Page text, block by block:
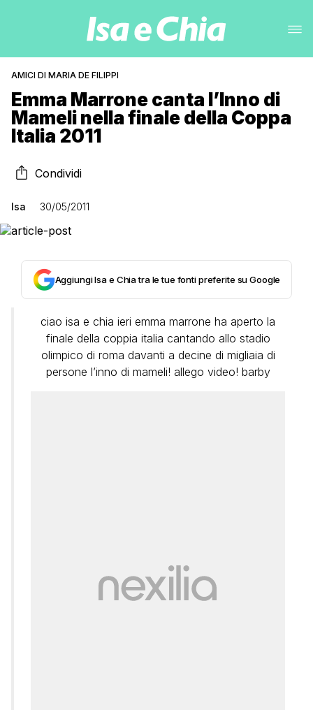
AMICI DI MARIA DE FILIPPI
Emma Marrone canta l’Inno di
Mameli nella finale della Coppa
Italia 2011
Condividi
Isa 30/05/2011
Aggiungi Isa e Chia tra le tue fonti preferite su Google
ciao isa e chia ieri emma marrone ha aperto la
finale della coppia italia cantando allo stadio
olimpico di roma davanti a decine di migliaia di
persone l’inno di mameli! allego video! barby